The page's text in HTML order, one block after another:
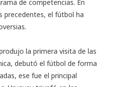
de competencias. En
precedentes, el fútbol ha
la primera visita de las
debutó el fútbol de forma
ese fue el principal